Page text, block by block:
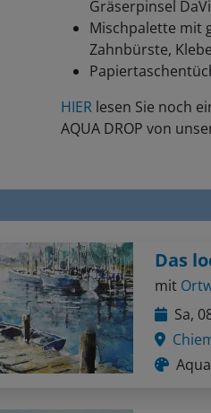
Gräserpinsel
Mischpalette mit
Zahnbürste,
HIER lesen Sie noch
AQUA DROP von
Das
mit
Sa,